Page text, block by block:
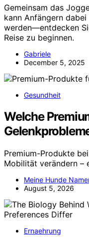
Gemeinsam das
kann Anfängern
werden—entdecken
Reise zu beginnen.
Gabriele
December 5, 2025
Gesundheit
Welche
Premium-Produkte
Mobilität verändern –
Meine Hunde
August 5, 2026
Ernaehrung